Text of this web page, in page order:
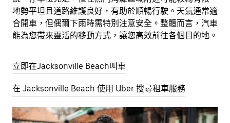
地勢平坦且道路維護良好，有助於順暢行駛。天氣通常適
合開車，但偶爾下雨時需特別注意安全。整體而言，汽車
能為您帶來靈活的移動方式，讓您高效前往各個目的地。
立即在Jacksonville Beach叫車
在 Jacksonville Beach 使用 Uber 搜尋租車服務